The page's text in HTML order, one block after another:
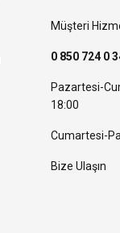
Müşteri
0 850 724 0
Pazartesi-
18:00
Cumartesi-
Bize Ulaşın